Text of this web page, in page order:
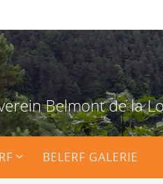
Belmont de la
BELERF GALERIE